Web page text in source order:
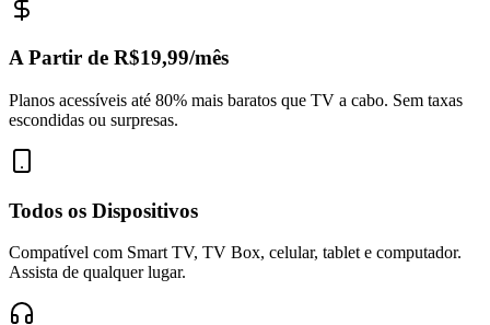
A Partir de R$19,99/mês
Planos acessíveis até 80% mais baratos que TV a cabo. Sem taxas
escondidas ou surpresas.
Todos os Dispositivos
Compatível com Smart TV, TV Box, celular, tablet e computador.
Assista de qualquer lugar.